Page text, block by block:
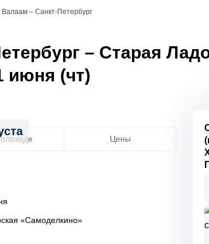
– Санкт-Петербург
– Старая
июня (чт)
Цены
«Самоделкино»